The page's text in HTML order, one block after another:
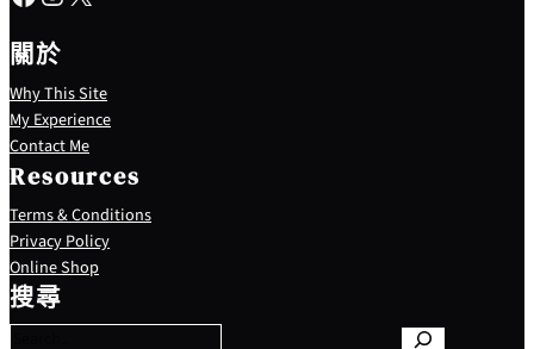
關於
Why This Site
My Experience
Contact Me
Resources
Terms & Conditions
Privacy Policy
Online Shop
搜尋
S
e
a